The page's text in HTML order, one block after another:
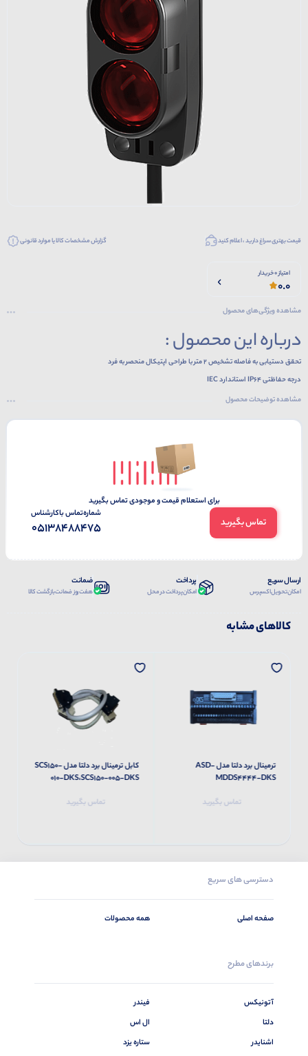
قیمت بهتری سراغ دارید ، اعلام کنید گزارش مشخصات کالا یا موارد قانونی
امتیاز 0 خریدار
0.0
مشاهده ویژگی‌های محصول
درباره این محصول :
تحقق دستیابی به فاصله تشخیص 2 متر با طراحی اپتیکال منحصر به فرد
درجه حفاظتی IP64 استاندارد IEC
نشانگر پایداری داخلی
مشاهده توضیحات محصول
برای استعلام قیمت و موجودی تماس بگیرید
تماس بگیرید
شماره‌تماس‌ با‌کارشناس
05138488475
ارسال سریع
امکان تحویل اکسپرس
پرداخت
امکان پرداخت در محل
ضمانت
هفت روز ضمانت بازگشت کالا
کالاهای مشابه
ترمینال برد دلتا مدل ASD-
MDDS4444-DKS
تماس بگیرید
کابل ترمینال برد دلتا مدل SCS150-
010-DKS،SCS150-005-DKS
تماس بگیرید
دسترسی های سریع
صفحه اصلی همه محصولات
برندهای مطرح
آتونیکس
دلتا
اشنایدر
فیندر
ال اس
ستاره یزد